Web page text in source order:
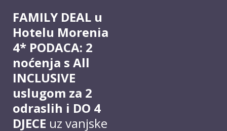
FAMILY DEAL u
Hotelu Morenia
4* PODACA: 2
noćenja s All
INCLUSIVE
uslugom za 2
odraslih i DO 4
DJECE uz vanjske